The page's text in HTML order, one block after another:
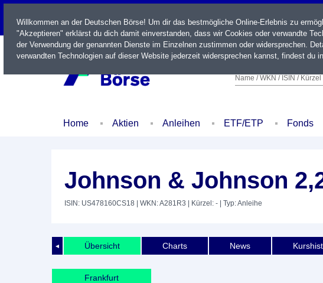
LIVE
Name / WKN / ISIN / Kürzel
Home Aktien Anleihen ETF/ETP Fonds
Johnson & Johnson
ISIN: US478160CS18 | WKN: A281R3 | Kürzel: - | Typ: Anleihe
◄ Übersicht Charts News
Frankfurt
Willkommen an der Deutschen Börse! Um dir das bestmögliche Online-Erlebnis zu
"Akzeptieren" erklärst du dich damit einverstanden, dass wir Cookies oder verwandte
der Verwendung der genannten Dienste im Einzelnen zustimmen oder widersprechen.
verwandten Technologien auf dieser Website jederzeit widersprechen kannst, findest du